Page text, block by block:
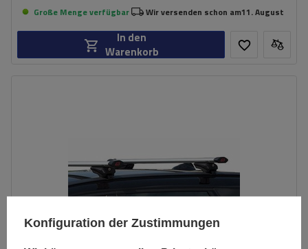
Große Menge verfügbar Wir versenden schon am11. August
In den
Warenkorb
Konfiguration der Zustimmungen